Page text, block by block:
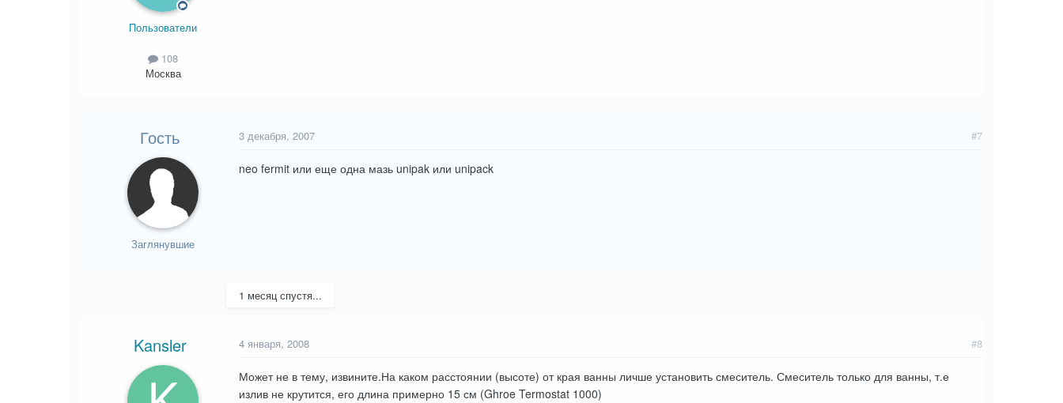
Пользователи
108
Москва
Гость
Заглянувшие
#7
3 декабря, 2007
neo fermit или еще одна мазь unipak или unipack
1 месяц спустя...
Kansler #8
4 января, 2008
Может не в тему, извините.На каком расстоянии (высоте) от края ванны личше установить смеситель. Смеситель только для ванны, т.е
излив не крутится, его длина примерно 15 см (Ghroe Termostat 1000)